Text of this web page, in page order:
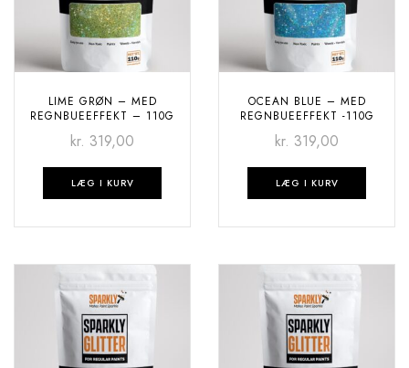
LIME GRØN – MED
REGNBUEEFFEKT – 110G
kr. 319,00
LÆG I KURV
OCEAN BLUE – MED
REGNBUEEFFEKT -110G
kr. 319,00
LÆG I KURV